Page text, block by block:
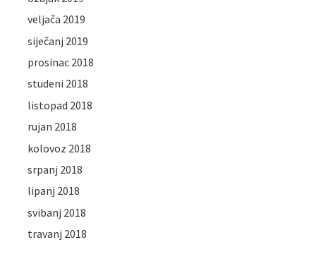
veljača 2019
siječanj 2019
prosinac 2018
studeni 2018
listopad 2018
rujan 2018
kolovoz 2018
srpanj 2018
lipanj 2018
svibanj 2018
travanj 2018